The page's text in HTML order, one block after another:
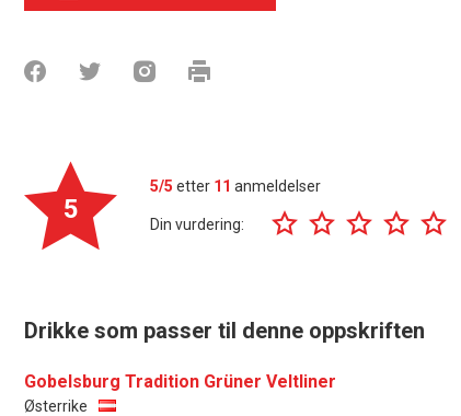
5
5/5 etter 11 anmeldelser
Din vurdering:
Drikke som passer til denne oppskriften
Gobelsburg Tradition Grüner Veltliner
Østerrike